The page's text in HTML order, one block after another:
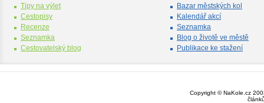
Tipy na výlet
Cestopisy
Recenze
Seznamka
Cestovatelský blog
Bazar městských kol
Kalendář akcí
Seznamka
Blog o životě ve městě
Publikace ke stažení
Copyright © NaKole.cz